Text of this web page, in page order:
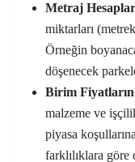
Metraj
miktarları
Örneğin
döşenecek
Birim
malzeme ve
piyasa
farklılıklara